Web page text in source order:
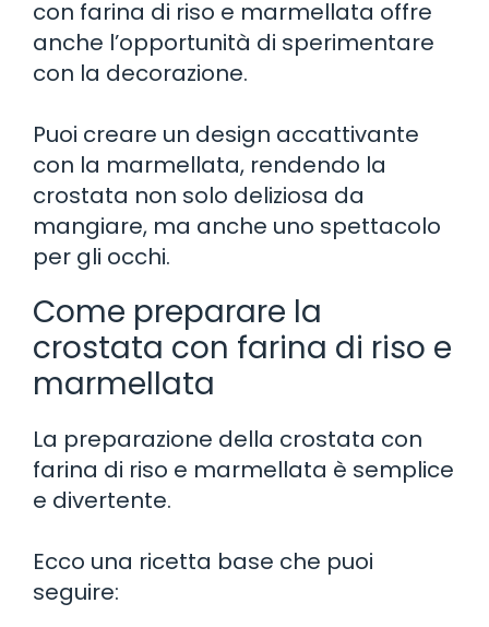
con farina di riso e marmellata offre
anche l’opportunità di sperimentare
con la decorazione.
Puoi creare un design accattivante
con la marmellata, rendendo la
crostata non solo deliziosa da
mangiare, ma anche uno spettacolo
per gli occhi.
Come preparare la
crostata con farina di riso e
marmellata
La preparazione della crostata con
farina di riso e marmellata è semplice
e divertente.
Ecco una ricetta base che puoi
seguire: